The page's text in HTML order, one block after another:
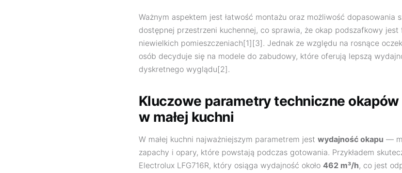
Ważnym aspektem jest łatwość montażu oraz możliwość dopasowania
dostępnej przestrzeni kuchennej, co sprawia, że okap podszafkowy
niewielkich pomieszczeniach[1][3]. Jednak ze względu na rosnące
osób decyduje się na modele do zabudowy, które oferują lepszą
dyskretnego wyglądu[2].
Kluczowe parametry techniczne
w małej kuchni
W małej kuchni najważniejszym parametrem jest wydajność okapu —
zapachy i opary, które powstają podczas gotowania. Przykładem
Electrolux LFG716R, który osiąga wydajność około 462 m³/h, co jest